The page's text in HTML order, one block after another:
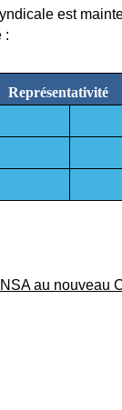
est
:
Représentativité
au nouveau